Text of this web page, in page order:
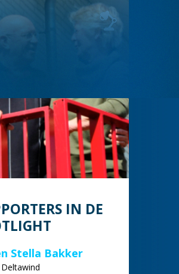
IN DE
Stella Bakker